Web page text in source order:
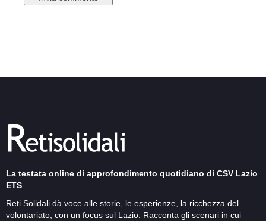
La testata online di approfondimento quotidiano di CSV Lazio
ETS
Reti Solidali dà voce alle storie, le esperienze, la ricchezza del
volontariato, con un focus sul Lazio. Racconta gli scenari in cui